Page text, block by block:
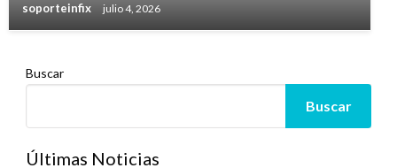
soporteinfix julio 4, 2026
Buscar
Buscar
Últimas Noticias